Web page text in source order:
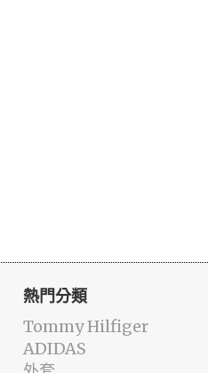
熱門分類
Tommy Hilfiger
ADIDAS